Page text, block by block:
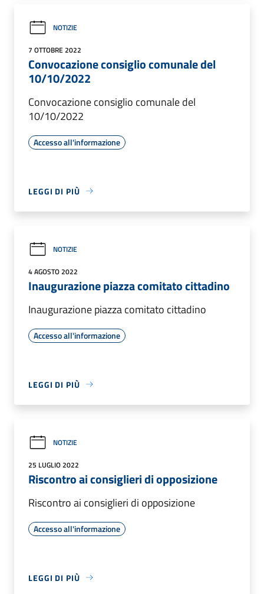
NOTIZIE
7 OTTOBRE 2022
Convocazione consiglio comunale del
10/10/2022
Convocazione consiglio comunale del
10/10/2022
Accesso all'informazione
LEGGI DI PIÙ
NOTIZIE
4 AGOSTO 2022
Inaugurazione piazza comitato cittadino
Inaugurazione piazza comitato cittadino
Accesso all'informazione
LEGGI DI PIÙ
NOTIZIE
25 LUGLIO 2022
Riscontro ai consiglieri di opposizione
Riscontro ai consiglieri di opposizione
Accesso all'informazione
LEGGI DI PIÙ